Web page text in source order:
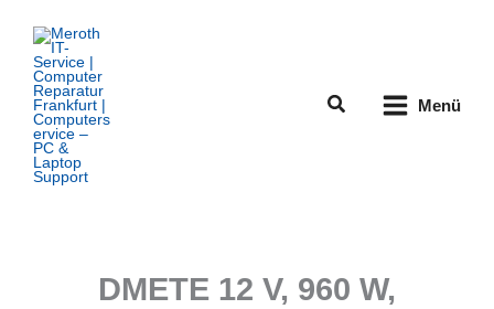
Inhalt
springen
Suchen Menü
DMETE 12 V, 960 W,